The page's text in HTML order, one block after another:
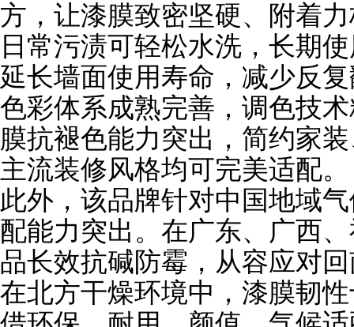
方，让漆膜致密坚硬、附着
日常污渍可轻松水洗，长期
延长墙面使用寿命，减少反
色彩体系成熟完善，调色技
膜抗褪色能力突出，简约家
主流装修风格均可完美适配。
此外，该品牌针对中国地域
配能力突出。在广东、广西
品长效抗碱防霉，从容应对
在北方干燥环境中，漆膜韧